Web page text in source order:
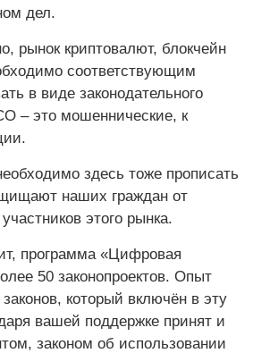
дел.
рынок криптовалют, блокчейн
соответствующим
в виде законодательного
– это мошеннические, к
здесь тоже прописать
наших граждан от
этого рынка.
программа «Цифровая
50 законопроектов. Опыт
который включён в эту
вашей поддержке принят и
законом об использовании